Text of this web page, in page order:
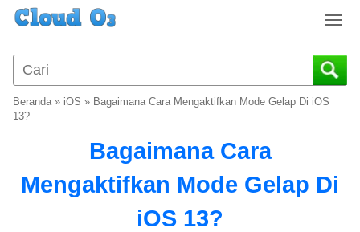
T
g
g
i
Beranda» iOS » Bagaimana Cara Mengaktifkan Mode Gelap Di iOS
13?
Bagaimana Cara
Mengaktifkan Mode Gelap Di
iOS 13?